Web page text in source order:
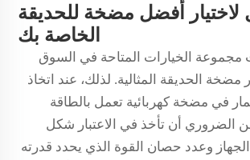
لاختيار أفضل مضخة للحديقة
الخاصة بك
الخيارات المتاحة في السوق
مضخة الحديقة المثالية. لذلك، عند اتخاذ
في مضخة كهربائية تعمل بالطاقة
الضروري أن تأخذ في الاعتبار شكل
الجهاز وعدد حصان القوة الذي يحدد قدرته